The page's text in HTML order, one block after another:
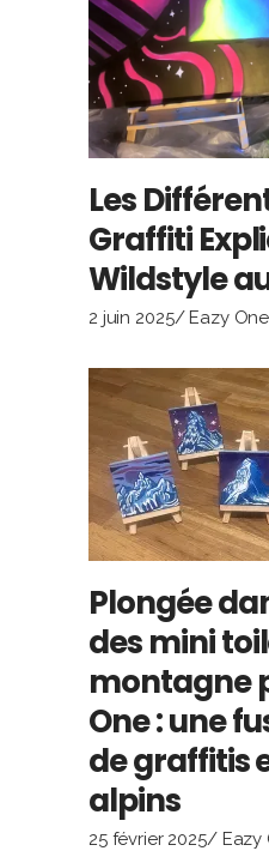
Les
Graffiti
Wildstyle
2 juin 2025 Eazy One
Plongée
des mini
montagne
One : une
de graffitis
alpins
25 février 2025 Eazy